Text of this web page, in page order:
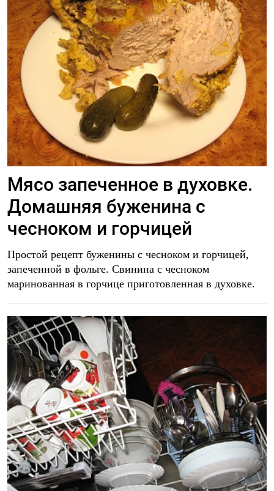
Мясо запеченное в духовке.
Домашняя буженина с
чесноком и горчицей
Простой рецепт буженины с чесноком и горчицей,
запеченной в фольге. Свинина с чесноком
маринованная в горчице приготовленная в духовке.